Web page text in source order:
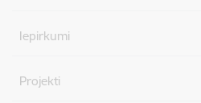
Iepirkumi
Projekti